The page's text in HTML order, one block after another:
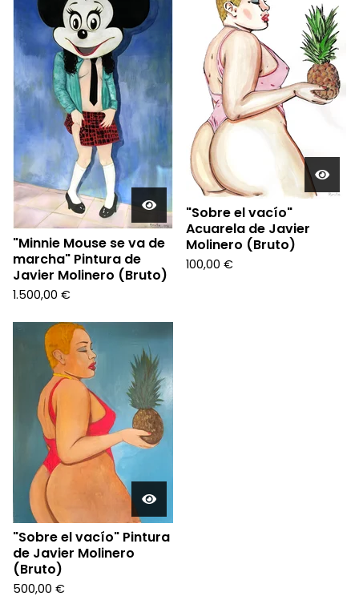
"Minnie Mouse se va de
marcha" Pintura de
Javier Molinero (Bruto)
1.500,00 €
"Sobre el vacío"
Acuarela de Javier
Molinero (Bruto)
100,00 €
"Sobre el vacío" Pintura
de Javier Molinero
(Bruto)
500,00 €